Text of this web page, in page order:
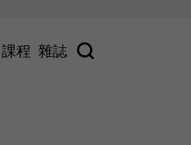
課程 雜誌